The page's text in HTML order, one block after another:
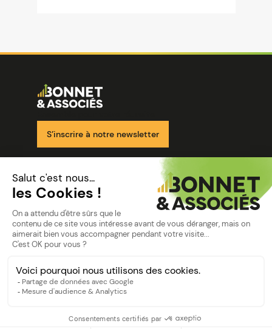
Image
S’inscrire à notre newsletter
Nos solutions
Nos cabinets
Mon espace client
Politique de confidentialité
©Bonnet2023